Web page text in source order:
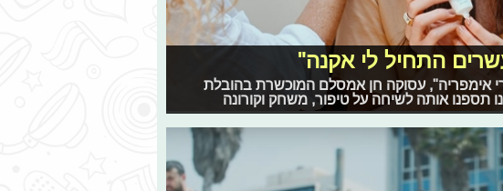
התחיל לי אקנה"
אימפריה", עסוקה חן אמסלם המוכשרת בהובלת
תספנו אותה לשיחה על טיפור, משחק וקורונה